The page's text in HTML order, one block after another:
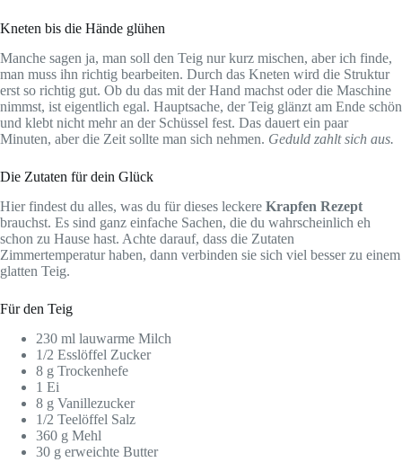
Kneten bis die Hände glühen
Manche sagen ja, man soll den Teig nur kurz mischen, aber ich finde,
man muss ihn richtig bearbeiten. Durch das Kneten wird die Struktur
erst so richtig gut. Ob du das mit der Hand machst oder die Maschine
nimmst, ist eigentlich egal. Hauptsache, der Teig glänzt am Ende schön
und klebt nicht mehr an der Schüssel fest. Das dauert ein paar
Minuten, aber die Zeit sollte man sich nehmen. Geduld zahlt sich aus.
Die Zutaten für dein Glück
Hier findest du alles, was du für dieses leckere Krapfen Rezept
brauchst. Es sind ganz einfache Sachen, die du wahrscheinlich eh
schon zu Hause hast. Achte darauf, dass die Zutaten
Zimmertemperatur haben, dann verbinden sie sich viel besser zu einem
glatten Teig.
Für den Teig
230 ml lauwarme Milch
1/2 Esslöffel Zucker
8 g Trockenhefe
1 Ei
8 g Vanillezucker
1/2 Teelöffel Salz
360 g Mehl
30 g erweichte Butter